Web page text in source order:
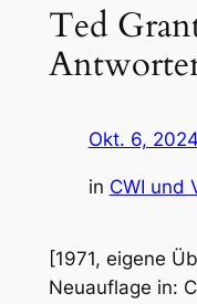
Ted
Okt. 6, 2024
in CWI und
[1971, eigene
Neuauflage in: